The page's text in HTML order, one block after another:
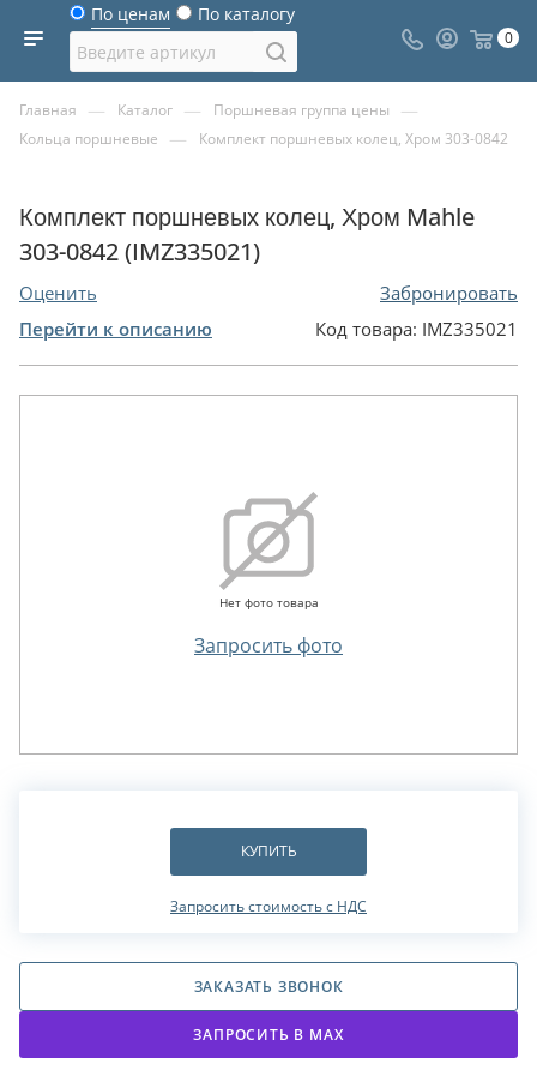
По ценам По каталогу
0
Главная — Каталог — Поршневая группа цены —
Кольца поршневые — Комплект поршневых колец, Хром 303-0842
Комплект поршневых колец, Хром Mahle
303-0842 (IMZ335021)
Оценить
Забронировать
Перейти к описанию
Код товара: IMZ335021
Нет фото товара
Запросить фото
КУПИТЬ
Запросить стоимость с НДС
ЗАКАЗАТЬ ЗВОНОК
ЗАПРОСИТЬ В МАХ